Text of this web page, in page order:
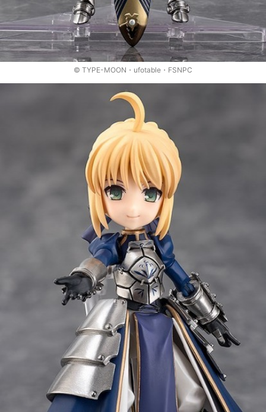
© TYPE-MOON・ufotable・FSNPC